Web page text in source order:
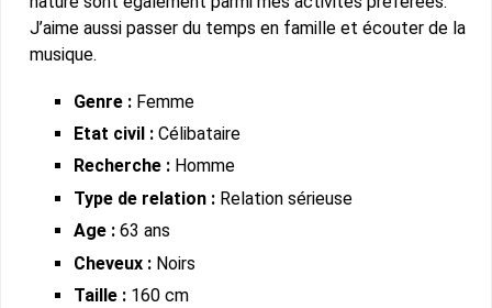
J’aime aussi passer du temps en famille et écouter de la
musique.
Genre : Femme
Etat civil : Célibataire
Recherche : Homme
Type de relation : Relation sérieuse
Age : 63 ans
Cheveux : Noirs
Taille : 160 cm